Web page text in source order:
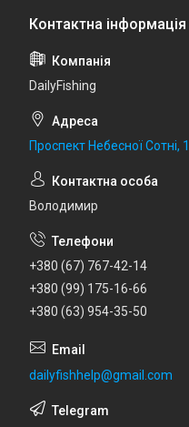
DailyFishing
Проспект Небесної
Володимир
+380 (67) 767-42-14
+380 (99) 175-16-66
+380 (63) 954-35-50
dailyfishhelp@gmail.com